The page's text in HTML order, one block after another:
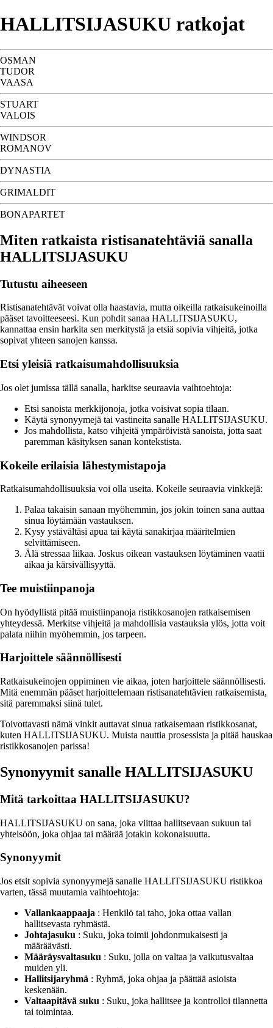
HALLITSIJASUKU ratkojat
OSMAN
TUDOR
VAASA
STUART
VALOIS
WINDSOR
ROMANOV
DYNASTIA
GRIMALDIT
BONAPARTET
Miten ratkaista ristisanatehtäviä sanalla
HALLITSIJASUKU
Tutustu aiheeseen
Ristisanatehtävät voivat olla haastavia, mutta oikeilla ratkaisukeinoilla
pääset tavoitteeseesi. Kun pohdit sanaa HALLITSIJASUKU,
kannattaa ensin harkita sen merkitystä ja etsiä sopivia vihjeitä, jotka
sopivat yhteen sanojen kanssa.
Etsi yleisiä ratkaisumahdollisuuksia
Jos olet jumissa tällä sanalla, harkitse seuraavia vaihtoehtoja:
Etsi sanoista merkkijonoja, jotka voisivat sopia tilaan.
Käytä synonyymejä tai vastineita sanalle HALLITSIJASUKU.
Jos mahdollista, katso vihjeitä ympäröivistä sanoista, jotta saat
paremman käsityksen sanan kontekstista.
Kokeile erilaisia lähestymistapoja
Ratkaisumahdollisuuksia voi olla useita. Kokeile seuraavia vinkkejä:
Palaa takaisin sanaan myöhemmin, jos jokin toinen sana auttaa
sinua löytämään vastauksen.
Kysy ystävältäsi apua tai käytä sanakirjaa määritelmien
selvittämiseen.
Älä stressaa liikaa. Joskus oikean vastauksen löytäminen vaatii
aikaa ja kärsivällisyyttä.
Tee muistiinpanoja
On hyödyllistä pitää muistiinpanoja ristikkosanojen ratkaisemisen
yhteydessä. Merkitse vihjeitä ja mahdollisia vastauksia ylös, jotta voit
palata niihin myöhemmin, jos tarpeen.
Harjoittele säännöllisesti
Ratkaisukeinojen oppiminen vie aikaa, joten harjoittele säännöllisesti.
Mitä enemmän pääset harjoittelemaan ristisanatehtävien ratkaisemista,
sitä paremmaksi siinä tulet.
Toivottavasti nämä vinkit auttavat sinua ratkaisemaan ristikkosanat,
kuten HALLITSIJASUKU. Muista nauttia prosessista ja pitää hauskaa
ristikkosanojen parissa!
Synonyymit sanalle HALLITSIJASUKU
Mitä tarkoittaa HALLITSIJASUKU?
HALLITSIJASUKU on sana, joka viittaa hallitsevaan sukuun tai
yhteisöön, joka ohjaa tai määrää jotakin kokonaisuutta.
Synonyymit
Jos etsit sopivia synonyymejä sanalle HALLITSIJASUKU ristikkoa
varten, tässä muutamia vaihtoehtoja:
Vallankaappaaja : Henkilö tai taho, joka ottaa vallan
hallitsevasta ryhmästä.
Johtajasuku : Suku, joka toimii johdonmukaisesti ja
määräävästi.
Määräysvaltasuku : Suku, jolla on valtaa ja vaikutusvaltaa
muiden yli.
Hallitsijaryhmä : Ryhmä, joka ohjaa ja päättää asioista
keskenään.
Valtaapitävä suku : Suku, joka hallitsee ja kontrolloi tilannetta
tai toimintaa.